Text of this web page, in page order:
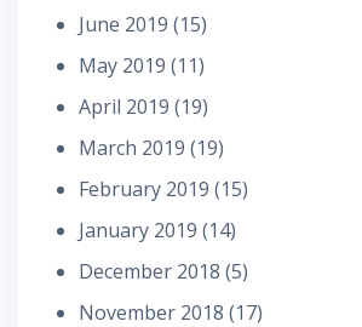
June 2019 (15)
May 2019 (11)
April 2019 (19)
March 2019 (19)
February 2019 (15)
January 2019 (14)
December 2018 (5)
November 2018 (17)